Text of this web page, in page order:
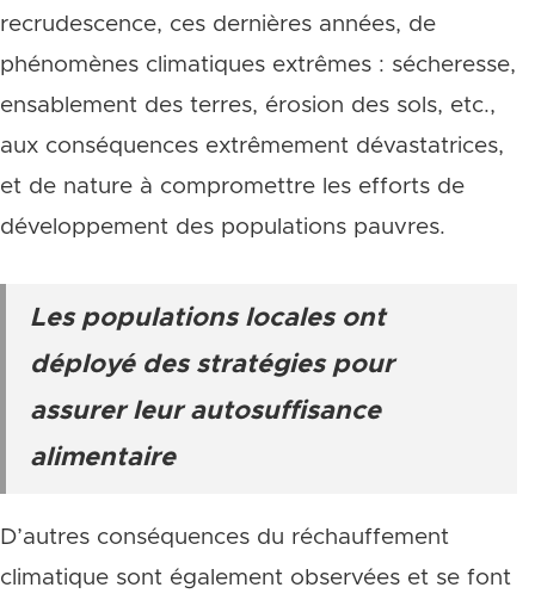
recrudescence, ces dernières années, de
phénomènes climatiques extrêmes : sécheresse,
ensablement des terres, érosion des sols, etc.,
aux conséquences extrêmement dévastatrices,
et de nature à compromettre les efforts de
développement des populations pauvres.
Les populations locales ont
déployé des stratégies pour
assurer leur autosuffisance
alimentaire
D’autres conséquences du réchauffement
climatique sont également observées et se font